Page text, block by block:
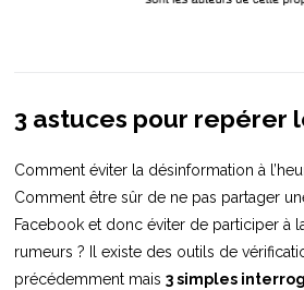
3 astuces pour repérer
Comment éviter la désinformation à
Comment être sûr de ne pas partager
Facebook et donc éviter de participer à
rumeurs ? Il existe des outils de
précédemment mais3 simples